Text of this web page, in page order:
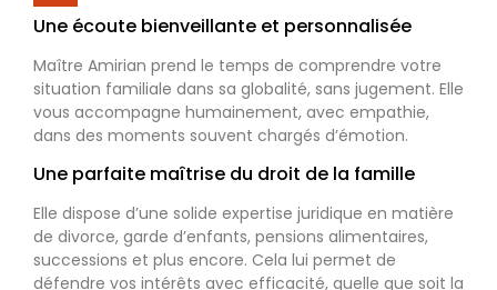
Une écoute bienveillante et personnalisée
Maître Amirian prend le temps de comprendre votre
situation familiale dans sa globalité, sans jugement. Elle
vous accompagne humainement, avec empathie,
dans des moments souvent chargés d’émotion.
Une parfaite maîtrise du droit de la famille
Elle dispose d’une solide expertise juridique en matière
de divorce, garde d’enfants, pensions alimentaires,
successions et plus encore. Cela lui permet de
défendre vos intérêts avec efficacité, quelle que soit la